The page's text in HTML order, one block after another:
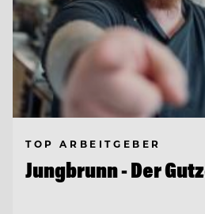
TOP ARBEITGEBER
Jungbrunn - Der